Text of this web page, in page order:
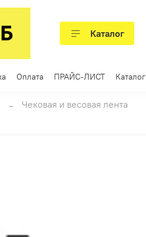
Каталог
Оплата ПРАЙС-ЛИСТ Каталог
Чековая и весовая лента